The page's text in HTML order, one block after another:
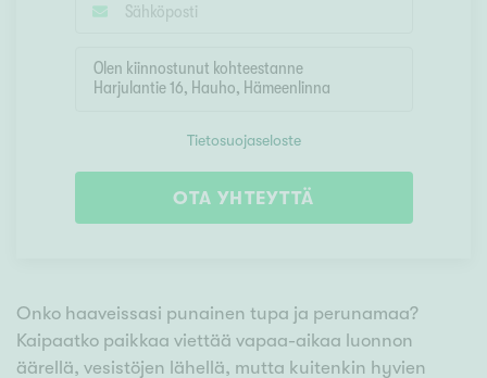
Tietosuojaseloste
OTA YHTEYTTÄ
Onko haaveissasi punainen tupa ja perunamaa?
Kaipaatko paikkaa viettää vapaa-aikaa luonnon
äärellä, vesistöjen lähellä, mutta kuitenkin hyvien